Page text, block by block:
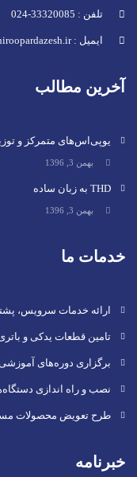
تلفن : 33320085-024
ایمیل : info@niroopardazesh.ir
آخرین مطالب
یوپی‌اس‌های متمرکز و
بهمن 3, 1396
THD به زبان ساده
بهمن 3, 1396
خدمات ما
ارائه خدمات سرویس،
تامین قطعات یدکی و باتری
برگزاری دوره‌های
نصب و راه‌ اندازی
طرح تعویض محصولات
خبرنامه